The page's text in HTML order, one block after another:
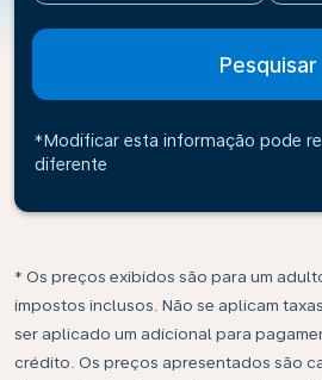
Pesquisar
*Modificar esta informação pode
diferente
* Os preços exibidos são para um
impostos inclusos. Não se aplicam
ser aplicado um adicional para
crédito. Os preços apresentados são